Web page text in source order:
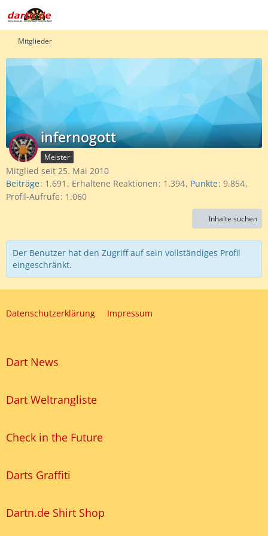
Mitglieder
infernogott
Meister
Mitglied seit 25. Mai 2010
Beiträge 1.691 Erhaltene Reaktionen 1.394 Punkte 9.854
Profil-Aufrufe 1.060
Inhalte suchen
Der Benutzer hat den Zugriff auf sein vollständiges Profil
eingeschränkt.
Datenschutzerklärung Impressum
Dart News
Dart Weltrangliste
Check in the Future
Darts Graffiti
Dartn.de Shirt Shop